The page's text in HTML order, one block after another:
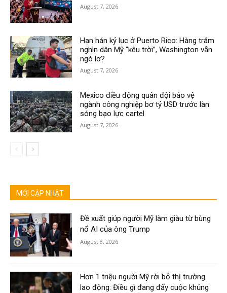
August 7, 2026
Hạn hán kỷ lục ở Puerto Rico: Hàng trăm
nghìn dân Mỹ “kêu trời”, Washington vẫn
ngó lơ?
August 7, 2026
Mexico điều động quân đội bảo vệ
ngành công nghiệp bơ tỷ USD trước làn
sóng bạo lực cartel
August 7, 2026
MỚI CẬP NHẬT
Đề xuất giúp người Mỹ làm giàu từ bùng
nổ AI của ông Trump
August 8, 2026
Hơn 1 triệu người Mỹ rời bỏ thị trường
lao động: Điều gì đang đẩy cuộc khủng